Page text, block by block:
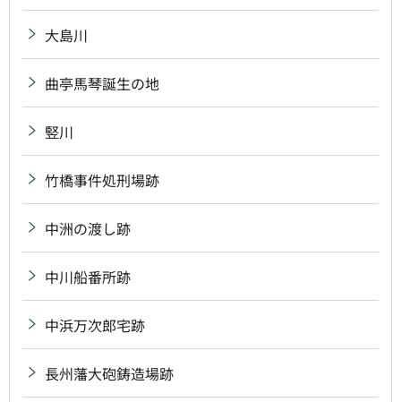
大島川
曲亭馬琴誕生の地
竪川
竹橋事件処刑場跡
中洲の渡し跡
中川船番所跡
中浜万次郎宅跡
長州藩大砲鋳造場跡